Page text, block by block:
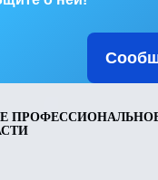
ПРОФЕССИОНАЛЬНОЕ